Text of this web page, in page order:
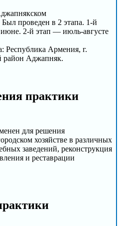
проведен в 2 этапа. 1-й
июне. 2-й этап — июль-августе
Республика Армения, г.
район Аджапняк.
практики
для решения
хозяйстве в различных
заведений, реконструкция
и реставрации